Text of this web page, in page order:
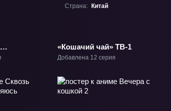
Страна:
Китай
«Кошачий чай» ТВ-1
Добавлена 12 серия